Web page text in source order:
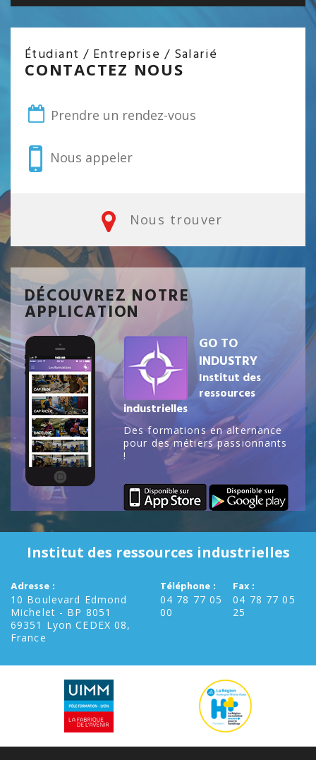
Étudiant / Entreprise / Salarié
CONTACTEZ NOUS
Prendre un rendez-vous
Nous appeler
Nous trouver
DÉCOUVREZ NOTRE
APPLICATION
GO TO
INDUSTRY
Institut des
ressources
industrielles
Des formations en alternance
pour des métiers passionnants
!
Institut des ressources industrielles
Adresse :
10 Boulevard Edmond
Michelet - BP 8051
69351 Lyon CEDEX 08,
France
Téléphone :
04 78 77 05
00
Fax :
04 78 77 05
25